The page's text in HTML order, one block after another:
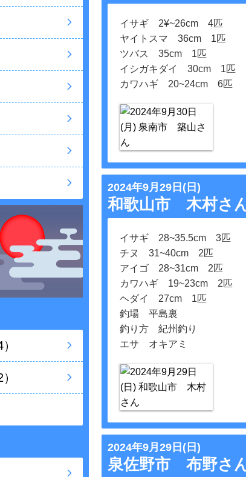
イサギ 2¥~26cm 4匹
ヤイトスマ 36cm 1匹
ツバス 35cm 1匹
イシガキダイ 30cm 1匹
カワハギ 20~24cm 6匹
2024年9月29日(日)
和歌山市 木村さ
イサギ 28~35.5cm 3匹
チヌ 31~40cm 2匹
アイゴ 28~31cm 2匹
カワハギ 19~23cm 2匹
ヘダイ 27cm 1匹
釣場 平島裏
釣り方 紀州釣り
エサ オキアミ
2024年9月29日(日)
泉佐野市 布野さ